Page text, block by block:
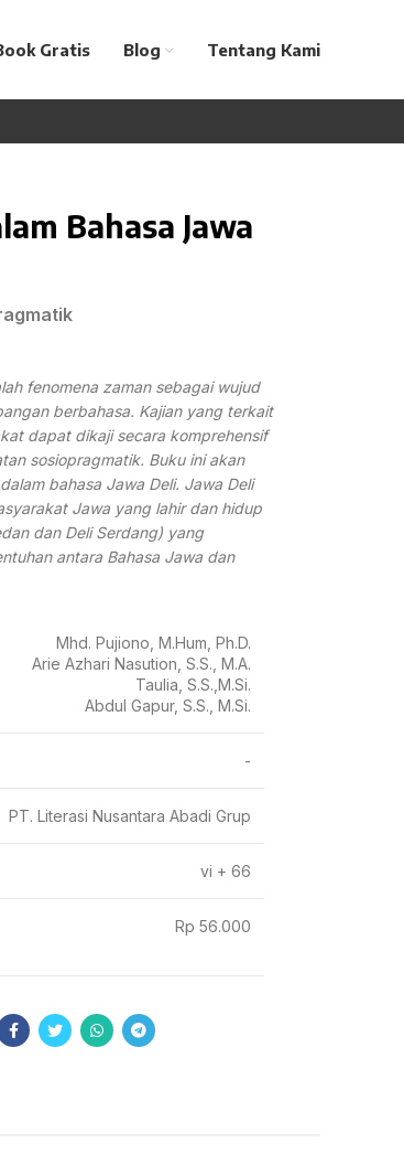
Gratis Blog Tentang Kami
Bahasa Jawa
fenomena zaman sebagai wujud
berbahasa. Kajian yang terkait
dapat dikaji secara komprehensif
sosiopragmatik. Buku ini akan
bahasa Jawa Deli. Jawa Deli
Jawa yang lahir dan hidup
dan Deli Serdang) yang
antara Bahasa Jawa dan
Mhd. Pujiono, M.Hum, Ph.D.
Arie Azhari Nasution, S.S., M.A.
Taulia, S.S.,M.Si.
Abdul Gapur, S.S., M.Si.
-
PT. Literasi Nusantara Abadi Grup
vi + 66
Rp 56.000